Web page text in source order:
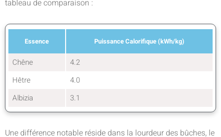
tableau de comparaison :
Essence Puissance Calorifique (kWh/kg)
Chêne
4.2
Hêtre
4.0
Albizia
3.1
Une différence notable réside dans la lourdeur des bûches, le